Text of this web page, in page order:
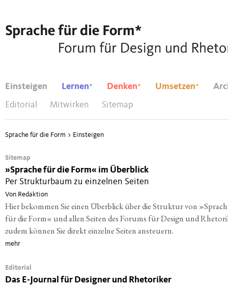
Einsteigen
Editorial
Mitwirken Sitemap
Lernen* Denken* Umsetzen*
Sprache für die Form > Einsteigen
Sitemap
»Sprache für die Form« im Überblick
Per Strukturbaum zu einzelnen Seiten
Von Redaktion
Hier bekommen Sie einen Überblick über die Struktur von
für die Form« und allen Seiten des Forums für Design und
zudem können Sie direkt einzelne Seiten ansteuern.
mehr
Editorial
Das E-Journal für Designer und Rhetoriker